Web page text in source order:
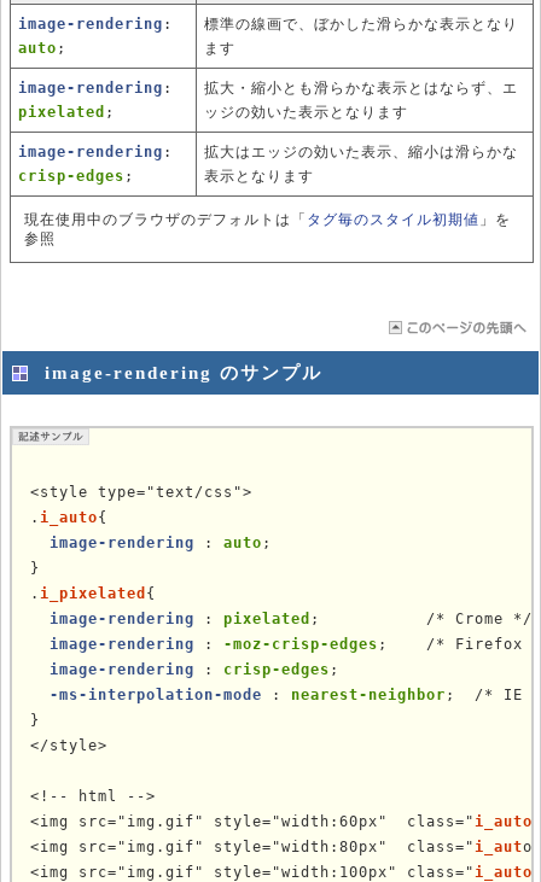
image-rendering :
auto ;
標準の線画で、ぼかした滑らかな表示となり
ます
image-rendering :
pixelated ;
拡大・縮小とも滑らかな表示とはならず、エ
ッジの効いた表示となります
image-rendering :
crisp-edges ;
拡大はエッジの効いた表示、縮小は滑らかな
表示となります
現在使用中のブラウザのデフォルトは「 タグ毎のスタイル初期値 」を
参照
image-rendering のサンプル
<style type="text/css">
. i_auto{
image-rendering : auto ;
}
. i_pixelated {
image-rendering : pixelated ;           /* Crome */
image-rendering : -moz-crisp-edges ;    /* Firefox
image-rendering : crisp-edges ;
-ms-interpolation-mode : nearest-neighbor ;  /* IE
}
</style>
<!-- html -->
<img src="img.gif" style="width:60px"  class="i_auto
<img src="img.gif" style="width:80px"  class="i_aut
<img src="img.gif" style="width:100px" class="i_auto